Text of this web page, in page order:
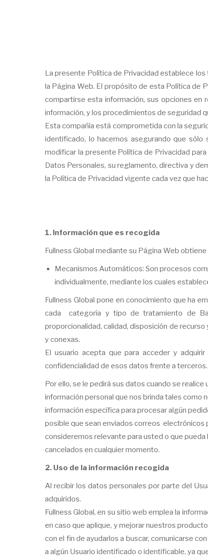
La presente Política de Privacidad establece
la Página Web. El propósito de esta Política de
compartirse esta información, sus opciones en
información, y los procedimientos de seguridad
Esta compañía está comprometida con la
identificado, lo hacemos asegurando que
modificar la presente Política de Privacidad
Datos Personales, su reglamento, directiva y
la Política de Privacidad vigente cada vez que
1. Información que es recogida
Fullness Global mediante su Página Web
Mecanismos Automáticos: Son procesos
individualmente, mediante los cuales
Fullness Global pone en conocimiento que ha
cada categoría y tipo de tratamiento de
proporcionalidad, calidad, disposición de
y conexas.
El usuario acepta que para acceder y
confidencialidad de esos datos frente a terceros.
Por ello, se le pedirá sus datos cuando se
información personal que nos brinda tales como
información específica para procesar algún
posible que sean enviados correos
consideremos relevante para usted o que
cancelados en cualquier momento.
2. Uso de la información recogida
Al recibir los datos personales por parte del
adquiridos.
Fullness Global, en su sitio web emplea la
en caso que aplique, y mejorar nuestros
con el fin de ayudarlos a buscar, comunicarse
a algún Usuario identificado o identificable, ya